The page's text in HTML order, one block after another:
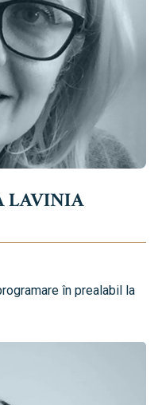
LAVINIA
în prealabil la